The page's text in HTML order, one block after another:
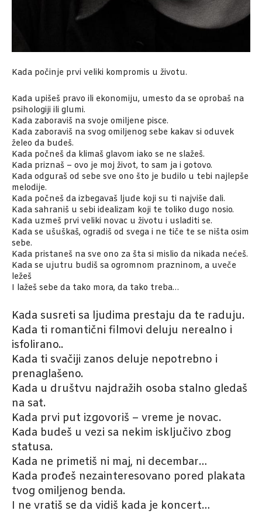
Kada počinje prvi veliki kompromis u životu.
Kada upišeš pravo ili ekonomiju, umesto da se oprobaš na
psihologiji ili glumi.
Kada zaboraviš na svoje omiljene pisce.
Kada zaboraviš na svog omiljenog sebe kakav si oduvek
želeo da budeš.
Kada počneš da klimaš glavom iako se ne slažeš.
Kada priznaš – ovo je moj život, to sam ja i gotovo.
Kada odguraš od sebe sve ono što je budilo u tebi najlepše
melodije.
Kada počneš da izbegavaš ljude koji su ti najviše dali.
Kada sahraniš u sebi idealizam koji te toliko dugo nosio.
Kada uzmeš prvi veliki novac u životu i usladiti se.
Kada se ušuškaš, ogradiš od svega i ne tiče te se ništa osim
sebe.
Kada pristaneš na sve ono za šta si mislio da nikada nećeš.
Kada se ujutru budiš sa ogromnom prazninom, a uveče
ležeš
I lažeš sebe da tako mora, da tako treba…
Kada susreti sa ljudima prestaju da te raduju.
Kada ti romantični filmovi deluju nerealno i
isfolirano..
Kada ti svačiji zanos deluje nepotrebno i
prenaglašeno.
Kada u društvu najdražih osoba stalno gledaš
na sat.
Kada prvi put izgovoriš – vreme je novac.
Kada budeš u vezi sa nekim isključivo zbog
statusa.
Kada ne primetiš ni maj, ni decembar…
Kada prođeš nezainteresovano pored plakata
tvog omiljenog benda.
I ne vratiš se da vidiš kada je koncert…